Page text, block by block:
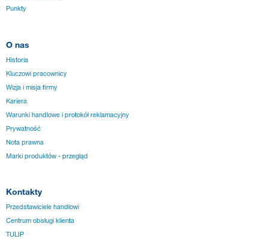
Punkty
O nas
Historia
Kluczowi pracownicy
Wizja i misja firmy
Kariera
Warunki handlowe i protokół reklamacyjny
Prywatność
Nota prawna
Marki produktów - przegląd
Kontakty
Przedstawiciele handlowi
Centrum obsługi klienta
TULIP